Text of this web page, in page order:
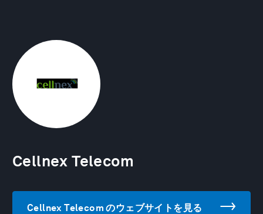
Cellnex Telecom
Cellnex Telecom のウェブサイトを見る